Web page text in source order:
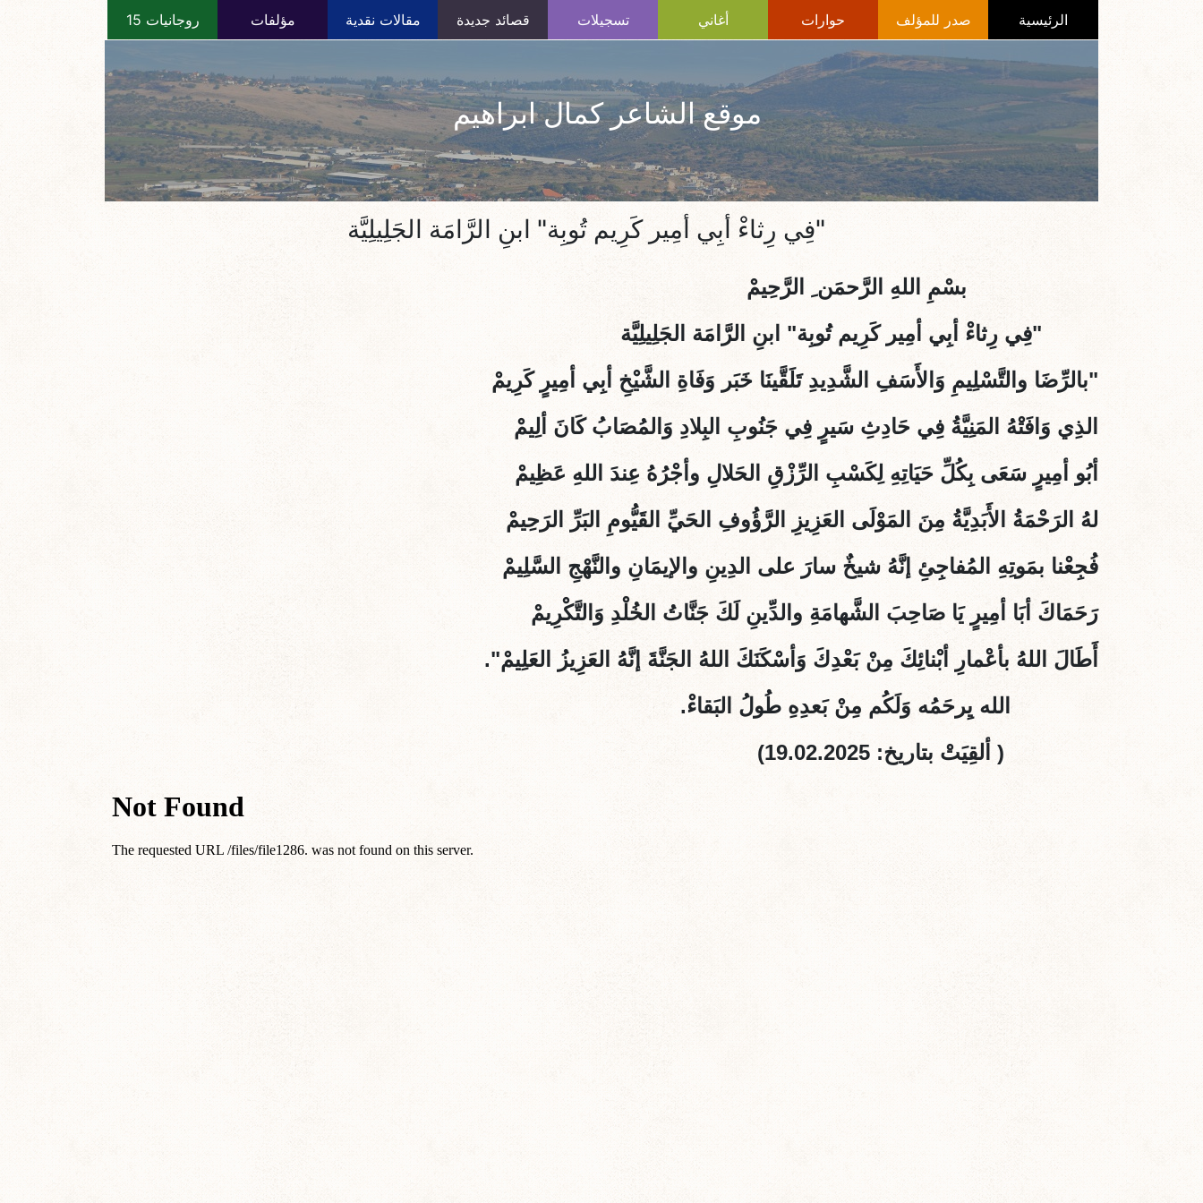
الرئيسية صدر للمؤلف حوارات أغاني تسجيلات قصائد جديدة مقالات نقدية مؤلفات روجانيات 15
موقع الشاعر كمال ابراهيم
"فِي رِثاءْ أبِي أمِير كَرِيم تُوبِة" ابنِ الرَّامَة الجَلِيلِيَّة
بسْمِ اللهِ الرَّحمَن ِ الرَّحِيمْ
"فِي رِثاءْ أبِي أمِير كَرِيم تُوبِة" ابنِ الرَّامَة الجَلِيلِيَّة
"بالرِّضَا والتَّسْلِيمِ وَالأَسَفِ الشَّدِيدِ تَلَقَّينَا خَبَر وَفَاةِ الشَّيْخِ أبِي أمِيرٍ كَرِيمْ
الذِي وَافَتْهُ المَنِيَّةُ فِي حَادِثِ سَيرٍ فِي جَنُوبِ البِلادِ وَالمُصَابُ كَانَ ألِيمْ
أبُو أمِيرٍ سَعَى بِكُلِّ حَيَاتِهِ لِكَسْبِ الرِّزْقِ الحَلالِ وأجْرُهُ عِندَ اللهِ عَظِيمْ
لهُ الرَحْمَةُ الأَبَدِيَّةُ مِنَ المَوْلَى العَزِيزِ الرَّؤُوفِ الحَيِّ القَيُّومِ البَرِّ الرَحِيمْ
فُجِعْنا بمَوتِهِ المُفاجِئِ إنَّهُ شيخٌ سارَ على الدِينِ والإيمَانِ والنَّهْجِ السَّلِيمْ
رَحَمَاكَ أبَا أمِيرٍ يَا صَاحِبَ الشَّهامَةِ والدِّينِ لَكَ جَنَّاتُ الخُلْدِ وَالتَّكْرِيمْ
أَطَالَ اللهُ بأعْمارِ أبْنائِكَ مِنْ بَعْدِكَ وَأسْكَنَكَ اللهُ الجَنَّةَ إنَّهُ العَزِيزُ العَلِيمْ".
الله يِرحَمُه وَلَكُم مِنْ بَعدِهِ طُولُ البَقاءْ.
( ألقِيَتْ بتاريخ: 19.02.2025)